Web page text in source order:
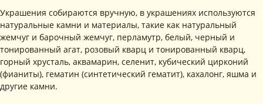
Украшения собираются вручную, в украшениях используются
натуральные камни и материалы, такие как натуральный
жемчуг и барочный жемчуг, перламутр, белый, черный и
тонированный агат, розовый кварц и тонированный кварц,
горный хрусталь, аквамарин, селенит, кубический цирконий
(фианиты), гематин (синтетический гематит), кахалонг, яшма и
другие камни.
idari.brand@mail.ru
+ 7 (916) 958-00-78
КОНТАКТЫ
РАЗДЕЛЫ ИНТЕРНЕТ-МАГАЗИНА